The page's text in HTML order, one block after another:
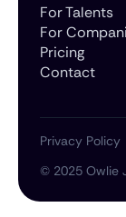
For Talents
For
Pricing
Contact
© 2025 Owlie
Privacy Policy